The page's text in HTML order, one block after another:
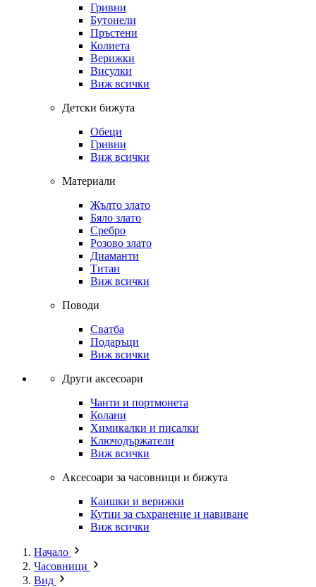
Гривни
Бутонели
Пръстени
Колиета
Верижки
Висулки
Виж всички
Детски бижута
Обеци
Гривни
Виж всички
Материали
Жълто злато
Бяло злато
Сребро
Розово злато
Диаманти
Титан
Виж всички
Поводи
Сватба
Подаръци
Виж всички
Други аксесоари
Чанти и портмонета
Колани
Химикалки и писалки
Ключодържатели
Виж всички
Аксесоари за часовници и бижута
Каишки и верижки
Кутии за съхранение и навиване
Виж всички
Начало
Часовници
Вид